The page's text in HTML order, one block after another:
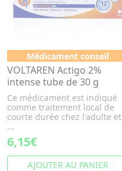
Médicament conseil
VOLTAREN Actigo 2%
intense tube de 30 g
Ce médicament est indiqué
comme traitement local de
courte durée chez l'adulte et
...
6,15€
AJOUTER AU PANIER